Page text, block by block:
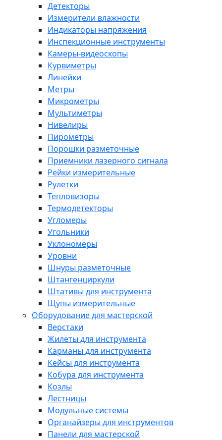
Детекторы
Измерители влажности
Индикаторы напряжения
Инспекционные инструменты
Камеры-видеоскопы
Курвиметры
Линейки
Метры
Микрометры
Мультиметры
Нивелиры
Пирометры
Порошки разметочные
Приемники лазерного сигнала
Рейки измерительные
Рулетки
Тепловизоры
Термодетекторы
Угломеры
Угольники
Уклономеры
Уровни
Шнуры разметочные
Штангенциркули
Штативы для инструмента
Щупы измерительные
Оборудование для мастерской
Верстаки
Жилеты для инструмента
Карманы для инструмента
Кейсы для инструмента
Кобура для инструмента
Козлы
Лестницы
Модульные системы
Органайзеры для инструментов
Панели для мастерской